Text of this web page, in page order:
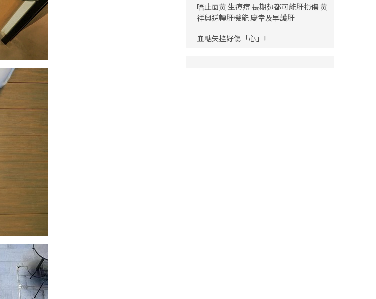
唔止面黃 生痘痘 長期攰都可能肝損傷 黃
祥興逆轉肝機能 慶幸及早護肝
血糖失控好傷「心」!